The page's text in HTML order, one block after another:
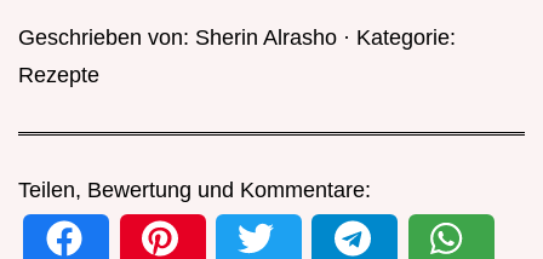
Geschrieben von: Sherin Alrasho · Kategorie:
Rezepte
Teilen, Bewertung und Kommentare: